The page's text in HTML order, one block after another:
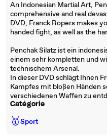
An Indonesian Martial Art,
comprehensive and real
DVD, Franck Ropers makes
handed fight, as well as the
Penchak Silatz ist ein
einem sehr kompletten und
technischem Arsenal.
In dieser DVD schlägt Ihnen
Kampfes mit bloßen Händen
verschiedenen Waffen zu
Catégorie
🥇Sport